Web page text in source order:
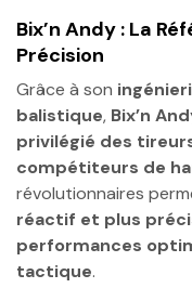
Bix’n Andy : La
Précision
Grâce à son
balistique, Bix’n
privilégié des
compétiteurs de
révolutionnaires
réactif et plus
performances
tactique.